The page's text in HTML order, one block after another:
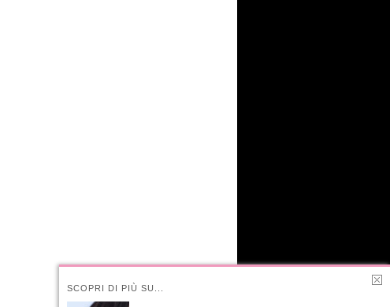
SCOPRI DI PIÙ SU...